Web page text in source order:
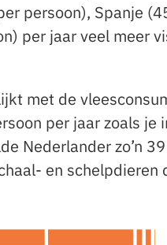
persoon), Spanje
per jaar veel meer
met de
per jaar zoals je
Nederlander zo’n
en schelpdieren